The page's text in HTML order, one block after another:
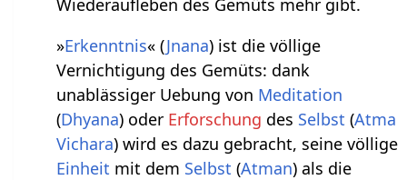
»Erkenntnis« (Jnana) ist die völlige
Vernichtigung des Gemüts: dank
unablässiger Uebung von Meditation
(Dhyana) oder Erforschung des Selbst (Atma
Vichara) wird es dazu gebracht, seine völlige
Einheit mit dem Selbst (Atman) als die